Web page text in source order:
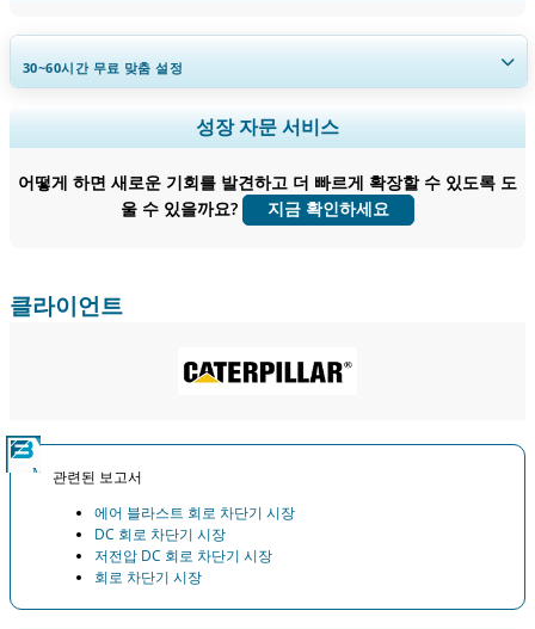
30~60시간무료 맞춤 설정
지역 및 국가 범위 확장, 세그먼트 분석, 기업 프로필, 경쟁 벤치마킹, 및 최
종 사용자 인사이트.
지금 맞춤 설정
성장 자문 서비스
어떻게 하면 새로운 기회를 발견하고 더 빠르게 확장할 수 있도록 도
울 수 있을까요?
지금 확인하세요
클라이언트
관련된 보고서
에어 블라스트 회로 차단기 시장
DC 회로 차단기 시장
저전압 DC 회로 차단기 시장
회로 차단기 시장